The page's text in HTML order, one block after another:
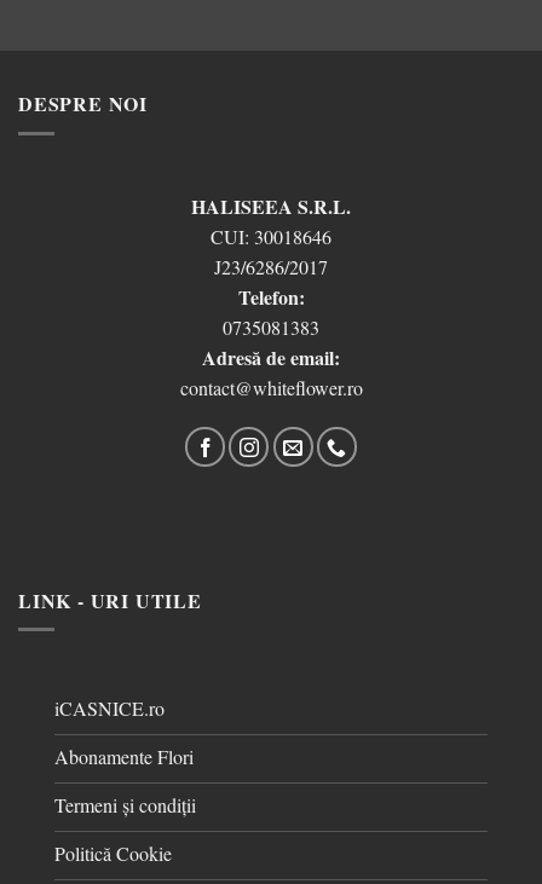
DESPRE NOI
HALISEEA S.R.L.
CUI: 30018646
J23/6286/2017
Telefon:
0735081383
Adresă de email:
contact@whiteflower.ro
LINK - URI UTILE
iCASNICE.ro
Abonamente Flori
Termeni și condiții
Politică Cookie